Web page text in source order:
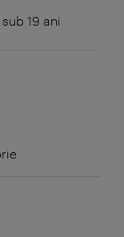
19 ani